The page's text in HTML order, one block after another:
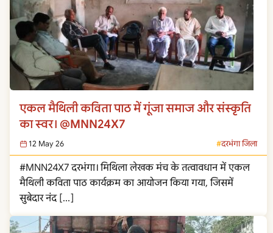
एकल मैथिली कविता पाठ में गूंजा समाज और संस्कृति
का स्वर। @MNN24X7
12 May 26 दरभंगा जिला
#MNN24X7 दरभंगा। मिथिला लेखक मंच के तत्वावधान में एकल
मैथिली कविता पाठ कार्यक्रम का आयोजन किया गया, जिसमें
सुबेदार नंद […]